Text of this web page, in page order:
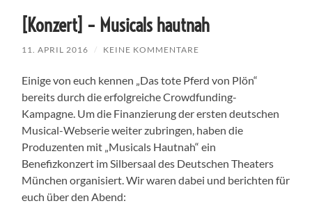
[Konzert] – Musicals hautnah
11. APRIL 2016 / KEINE KOMMENTARE
Einige von euch kennen „Das tote Pferd von Plön“
bereits durch die erfolgreiche Crowdfunding-
Kampagne. Um die Finanzierung der ersten deutschen
Musical-Webserie weiter zubringen, haben die
Produzenten mit „Musicals Hautnah“ ein
Benefizkonzert im Silbersaal des Deutschen Theaters
München organisiert. Wir waren dabei und berichten für
euch über den Abend: